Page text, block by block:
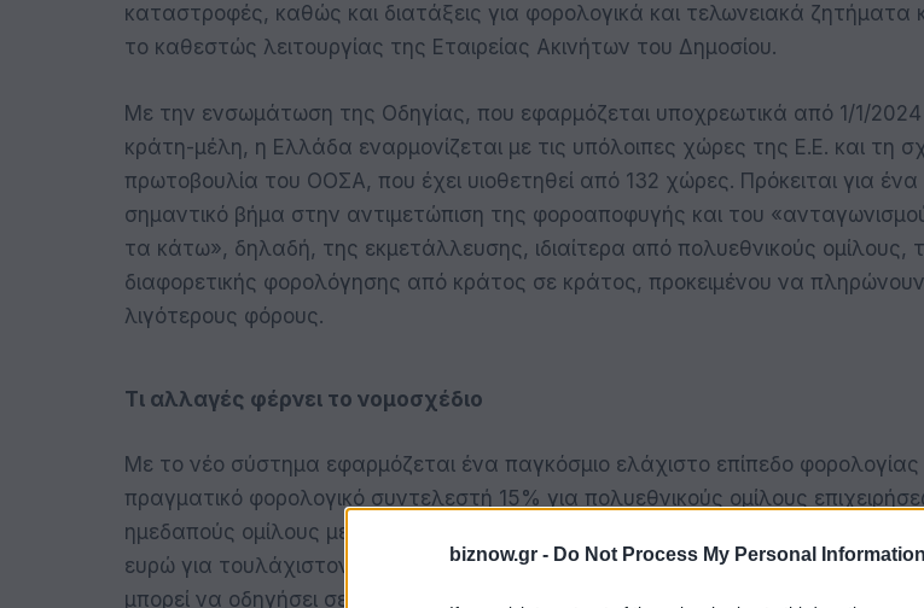
biznow.gr - Do Not Process My Personal Information
καταστροφές, καθώς και διατάξεις για φορολογικά και τελωνειακά ζητήματα
το καθεστώς λειτουργίας της Εταιρείας Ακινήτων του Δημοσίου.
Με την ενσωμάτωση της Οδηγίας, που εφαρμόζεται υποχρεωτικά από 1/1/
κράτη-μέλη, η Ελλάδα εναρμονίζεται με τις υπόλοιπες χώρες της Ε.Ε. και τη
πρωτοβουλία του ΟΟΣΑ, που έχει υιοθετηθεί από 132 χώρες. Πρόκειται για ένα
σημαντικό βήμα στην αντιμετώπιση της φοροαποφυγής και του
τα κάτω», δηλαδή, της εκμετάλλευσης, ιδιαίτερα από πολυεθνικούς ομίλους,
διαφορετικής φορολόγησης από κράτος σε κράτος, προκειμένου να πληρώνουν
λιγότερους φόρους.
Τι αλλαγές φέρνει το νομοσχέδιο
Με το νέο σύστημα εφαρμόζεται ένα παγκόσμιο ελάχιστο επίπεδο φορολογίας
πραγματικό φορολογικό συντελεστή 15% για πολυεθνικούς ομίλους
ημεδαπούς ομίλους μεγάλης κλίμακας με ετήσιο κύκλο εργασιών άνω των 750
ευρώ για τουλάχιστον 2 από τα 4 τελευταία έτη πριν το 2024. Το σύστημα
μπορεί να οδηγήσει σε επιπλέον συμπληρωματικό φόρο έως 15% επί των κερδών,